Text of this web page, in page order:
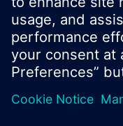
© Siemens
Productportfolio en